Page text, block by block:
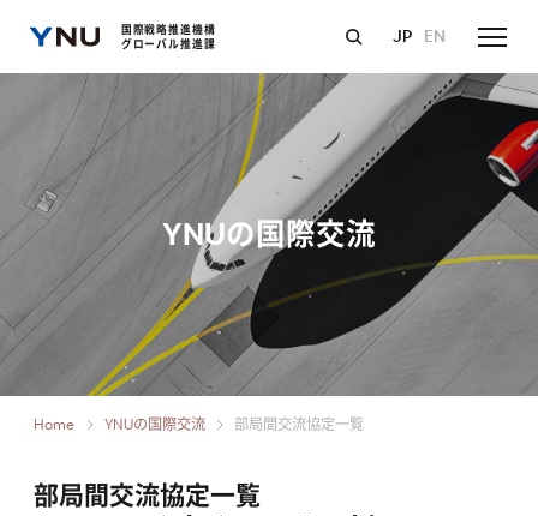
国際戦略推進機構
グローバル推進課
JP EN
YNUの国際交流
Home YNUの国際交流 部局間交流協定一覧
部局間交流協定一覧